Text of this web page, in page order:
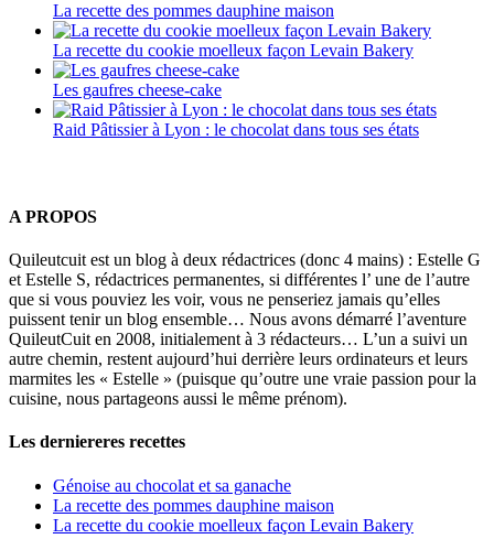
La recette des pommes dauphine maison
La recette du cookie moelleux façon Levain Bakery
Les gaufres cheese-cake
Raid Pâtissier à Lyon : le chocolat dans tous ses états
A PROPOS
Quileutcuit est un blog à deux rédactrices (donc 4 mains) : Estelle G
et Estelle S, rédactrices permanentes, si différentes l’ une de l’autre
que si vous pouviez les voir, vous ne penseriez jamais qu’elles
puissent tenir un blog ensemble… Nous avons démarré l’aventure
QuileutCuit en 2008, initialement à 3 rédacteurs… L’un a suivi un
autre chemin, restent aujourd’hui derrière leurs ordinateurs et leurs
marmites les « Estelle » (puisque qu’outre une vraie passion pour la
cuisine, nous partageons aussi le même prénom).
Les derniereres recettes
Génoise au chocolat et sa ganache
La recette des pommes dauphine maison
La recette du cookie moelleux façon Levain Bakery